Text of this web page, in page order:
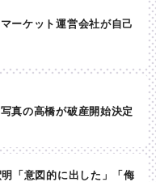
ーケット運営会社が自己
真の高橋が破産開始決定
「意図的に出した」「侮